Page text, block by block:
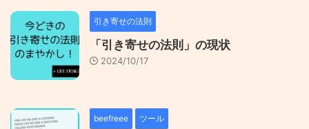
引き寄せの法則
「引き寄せの法則」の現状
2024/10/17
beefreee ツール